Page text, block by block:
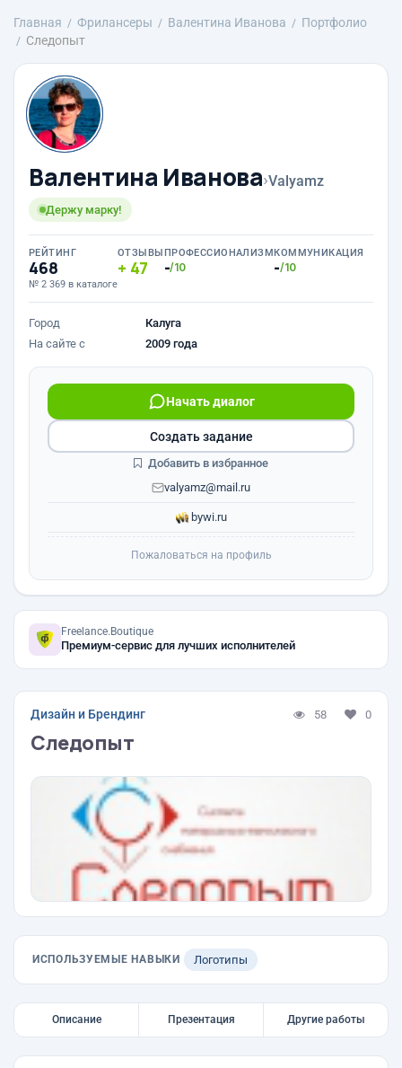
Главная Фрилансеры Валентина Иванова
Портфолио
Следопыт
Валентина Иванова›Valyamz
Держу марку!
РЕЙТИНГ
468
№ 2 369 в каталоге
ОТЗЫВЫ
47
ПРОФЕССИОНАЛИЗМ
-/10
КОММУНИКАЦИЯ
-/10
Город
Калуга
На сайте с
2009 года
Начать диалог
valyamz@mail.ru
bywi.ru
Создать задание
Добавить в избранное
Пожаловаться на профиль
Freelance.Boutique
Премиум-сервис для лучших исполнителей
Дизайн и Брендинг 58 0
Следопыт
ИСПОЛЬЗУЕМЫЕ НАВЫКИ Логотипы
Описание Презентация Другие работы